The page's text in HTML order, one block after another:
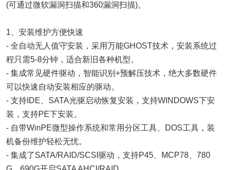
(可通过微软漏洞扫描和360漏洞扫描)。
1、安装维护方便快速
- 全自动无人值守安装，采用万能GHOST技术，安装系统过
程只需5-8分钟，适合新旧各种机型。
- 集成常见硬件驱动，智能识别+预解压技术，绝大多数硬件
可以快速自动安装相应的驱动。
- 支持IDE、SATA光驱启动恢复安装，支持WINDOWS下安
装，支持PE下安装。
- 自带WinPE微型操作系统和常用分区工具、DOS工具，装
机备份维护轻松无忧。
- 集成了SATA/RAID/SCSI驱动，支持P45、MCP78、780